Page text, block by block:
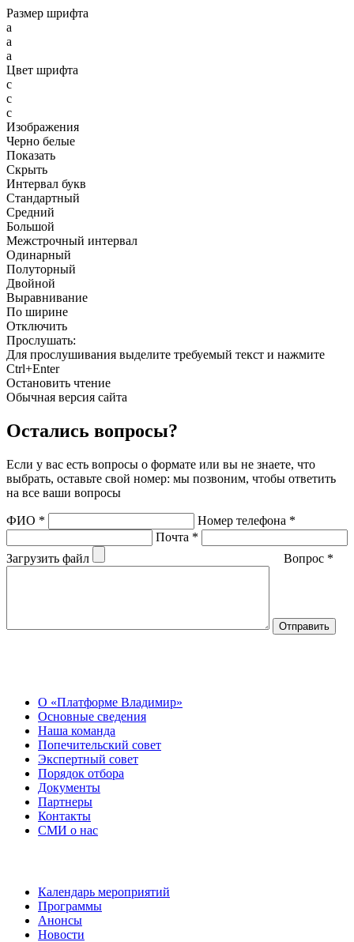
Размер шрифта
a
a
a
Цвет шрифта
c
c
c
Изображения
Черно белые
Показать
Скрыть
Интервал букв
Стандартный
Средний
Большой
Межстрочный интервал
Одинарный
Полуторный
Двойной
Выравнивание
По ширине
Отключить
Прослушать:
Для прослушивания выделите требуемый текст и нажмите
Ctrl+Enter
Остановить чтение
Обычная версия сайта
Остались вопросы?
Если у вас есть вопросы о формате или вы не знаете, что
выбрать, оставьте свой номер: мы позвоним, чтобы ответить
на все ваши вопросы
ФИО * Номер телефона *
Почта *
Загрузить файл
Вопрос *
О «Платформе Владимир»
Основные сведения
Наша команда
Попечительский совет
Экспертный совет
Порядок отбора
Документы
Партнеры
Контакты
СМИ о нас
Календарь мероприятий
Программы
Анонсы
Новости